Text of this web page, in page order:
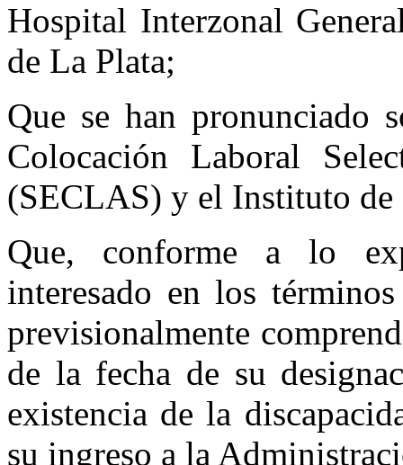
Hospital Interzonal
de La Plata;
Que se han pronunciado
Colocación Laboral
(SECLAS) y el Instituto
Que, conforme a lo
interesado en los
previsionalmente
de la fecha de su
existencia de la
su ingreso a la